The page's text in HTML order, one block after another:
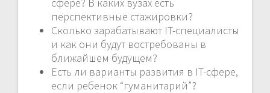
перспективные стажировки?
Сколько зарабатывают IT-специалисты
и как они будут востребованы в
ближайшем будущем?
Есть ли варианты развития в IT-сфере,
если ребенок “гуманитарий”?